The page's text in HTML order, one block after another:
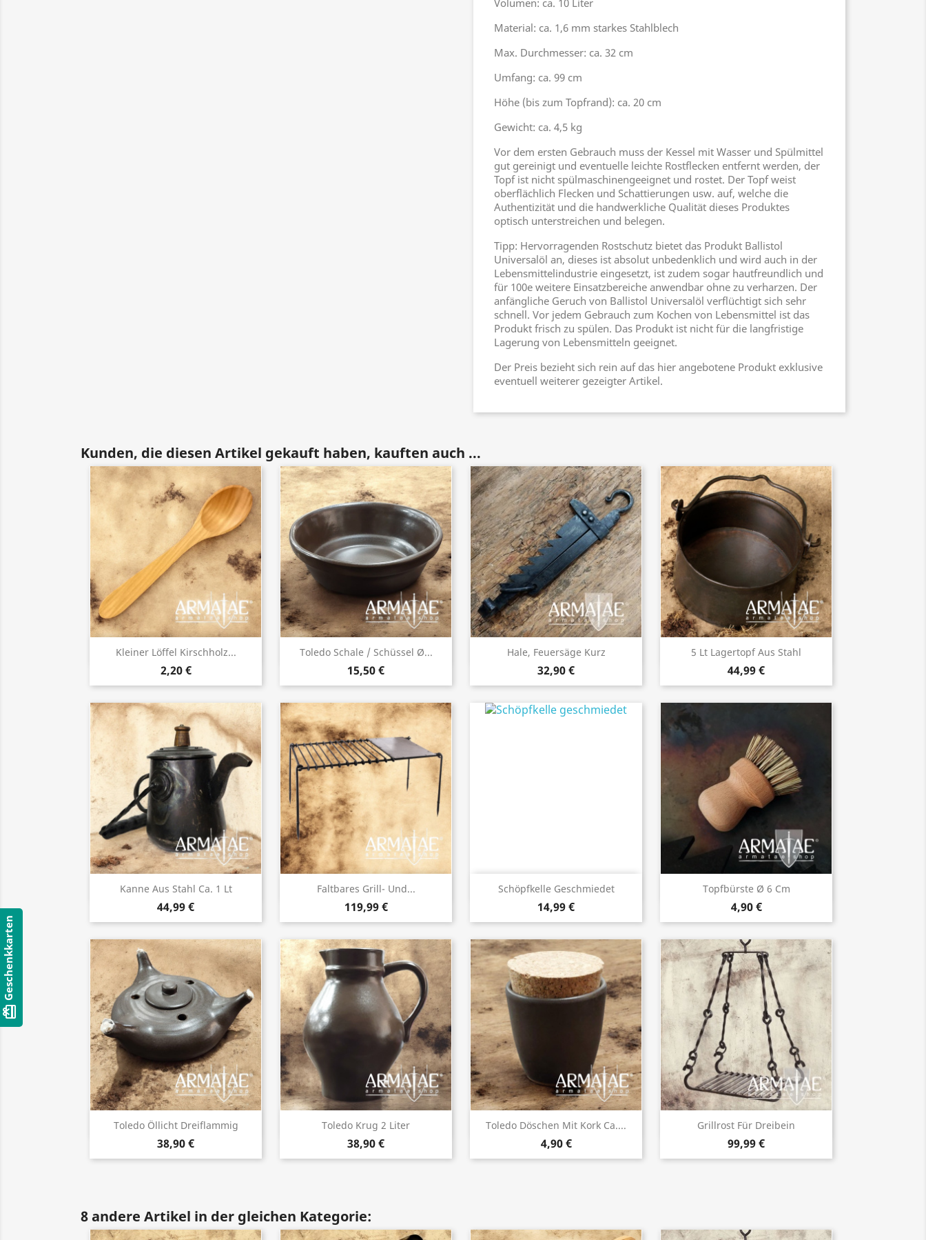
Volumen: ca. 10 Liter
Material: ca. 1,6 mm starkes Stahlblech
Max. Durchmesser: ca. 32 cm
Umfang: ca. 99 cm
Höhe (bis zum Topfrand): ca. 20 cm
Gewicht: ca. 4,5 kg
Vor dem ersten Gebrauch muss der Kessel mit Wasser und Spülmittel
gut gereinigt und eventuelle leichte Rostflecken entfernt werden, der
Topf ist nicht spülmaschinengeeignet und rostet. Der Topf weist
oberflächlich Flecken und Schattierungen usw. auf, welche die
Authentizität und die handwerkliche Qualität dieses Produktes
optisch unterstreichen und belegen.
Tipp: Hervorragenden Rostschutz bietet das Produkt Ballistol
Universalöl an, dieses ist absolut unbedenklich und wird auch in der
Lebensmittelindustrie eingesetzt, ist zudem sogar hautfreundlich und
für 100e weitere Einsatzbereiche anwendbar ohne zu verharzen. Der
anfängliche Geruch von Ballistol Universalöl verflüchtigt sich sehr
schnell. Vor jedem Gebrauch zum Kochen von Lebensmittel ist das
Produkt frisch zu spülen. Das Produkt ist nicht für die langfristige
Lagerung von Lebensmitteln geeignet.
Der Preis bezieht sich rein auf das hier angebotene Produkt exklusive
eventuell weiterer gezeigter Artikel.
Kunden, die diesen Artikel gekauft haben, kauften auch ...
Kleiner Löffel Kirschholz...
2,20 €
Vorschau Toledo Schale / Schüssel Ø...
15,50 €
Vorschau Hale, Feuersäge Kurz
32,90 €
Vorschau 5 Lt Lagertopf Aus Stahl
44,99 €
Vorschau
Kanne Aus Stahl Ca. 1 Lt
44,99 €
Vorschau Faltbares Grill- Und...
119,99 €
Vorschau Schöpfkelle Geschmiedet
14,99 €
Vorschau Topfbürste Ø 6 Cm
4,90 €
Vorschau
Toledo Öllicht Dreiflammig
38,90 €
Vorschau Toledo Krug 2 Liter
38,90 €
Vorschau Toledo Döschen Mit Kork Ca....
4,90 €
Vorschau Grillrost Für Dreibein
99,99 €
Vorschau
8 andere Artikel in der gleichen Kategorie:
card_giftcard
Geschenkkarten